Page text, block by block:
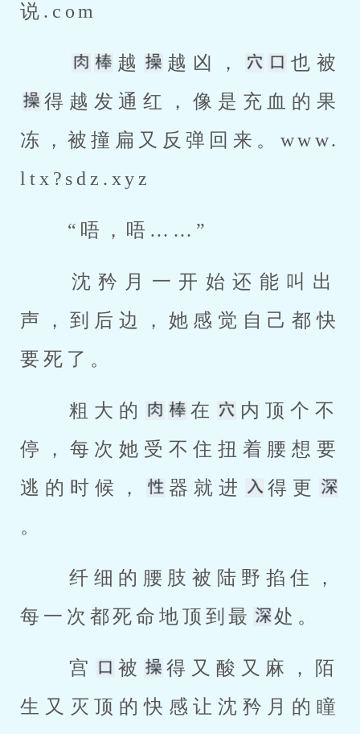
说.com
越 越凶，
也被
得越发通红，像是充血的果
冻，被撞扁又反弹回来。www.
ltx?sdz.xyz
“唔，唔……”
声，到后边，她感觉自己都快
要死了。
粗大的 在
内顶个不
停，每次她受不住扭着腰想要
逃的时候，
器就进
得更
。
每一次都死命地顶到最
处。
宫 被
得又酸又麻，陌
生又灭顶的快感让沈矜月的瞳